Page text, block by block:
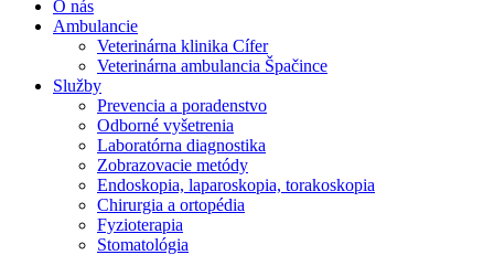
O nás
Ambulancie
Veterinárna klinika Cífer
Veterinárna ambulancia Špačince
Služby
Prevencia a poradenstvo
Odborné vyšetrenia
Laboratórna diagnostika
Zobrazovacie metódy
Endoskopia, laparoskopia, torakoskopia
Chirurgia a ortopédia
Fyzioterapia
Stomatológia